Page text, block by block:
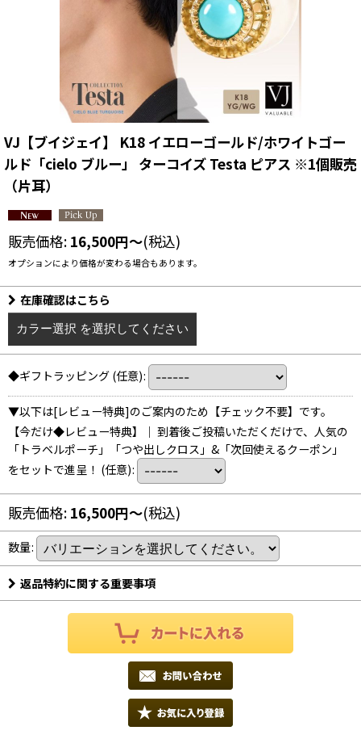
VJ【ブイジェイ】 K18 イエローゴールド/ホワイトゴー
ルド「cielo ブルー」 ターコイズ Testa ピアス ※1個販売
（片耳）
販売価格: 16,500円～(税込)
オプションにより価格が変わる場合もあります。
在庫確認はこちら
カラー選択 を選択してください
◆ギフトラッピング (任意):
▼以下は[レビュー特典]のご案内のため【チェック不要】です。
【今だけ◆レビュー特典】｜ 到着後ご投稿いただくだけで、人気の
「トラベルポーチ」「つや出しクロス」&「次回使えるクーポン」
をセットで進呈！ (任意):
販売価格: 16,500円～(税込)
数量:
返品特約に関する重要事項